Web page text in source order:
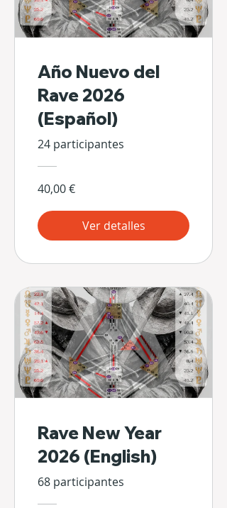
Año Nuevo del
Rave 2026
(Español)
24 participantes
40,00 €
Ver detalles
Rave New Year
2026 (English)
68 participantes